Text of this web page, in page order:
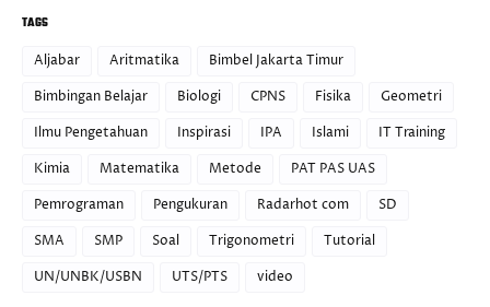
TAGS
Aljabar
Aritmatika
Bimbel Jakarta Timur
Bimbingan Belajar
Biologi CPNS Fisika
Geometri
Ilmu Pengetahuan
Inspirasi IPA Islami
IT Training
Kimia
Matematika Metode
PAT PAS UAS
Pemrograman
Pengukuran Radarhot com
SD
SMA
SMP Soal Trigonometri
Tutorial
UN/UNBK/USBN
UTS/PTS video